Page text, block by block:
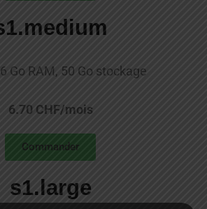
Go RAM, 50 Go stockage
6.70 CHF/mois
Commander
s1.large